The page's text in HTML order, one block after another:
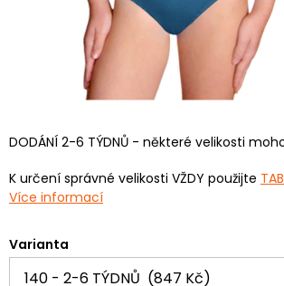
DODÁNÍ 2-6 TÝDNŮ - některé velikosti
K určení správné velikosti VŽDY použijte
Více informací
Varianta